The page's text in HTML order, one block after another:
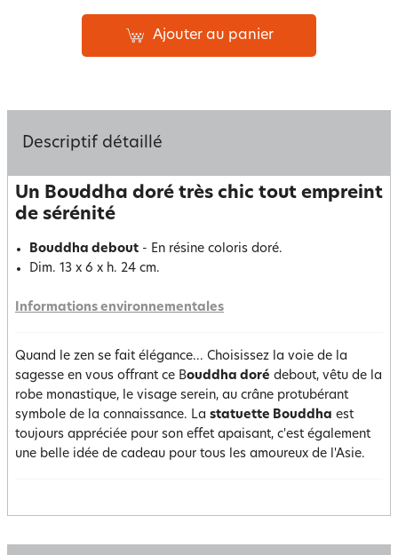
Ajouter au panier
Descriptif détaillé
Un Bouddha doré très chic tout empreint
de sérénité
Bouddha debout - En résine coloris doré.
Dim. 13 x 6 x h. 24 cm.
Informations environnementales
Quand le zen se fait élégance... Choisissez la voie de la
sagesse en vous offrant ce Bouddha doré debout, vêtu de la
robe monastique, le visage serein, au crâne protubérant
symbole de la connaissance. La statuette Bouddha est
toujours appréciée pour son effet apaisant, c'est également
une belle idée de cadeau pour tous les amoureux de l'Asie.